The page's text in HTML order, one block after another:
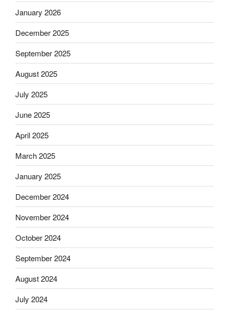
January 2026
December 2025
September 2025
August 2025
July 2025
June 2025
April 2025
March 2025
January 2025
December 2024
November 2024
October 2024
September 2024
August 2024
July 2024